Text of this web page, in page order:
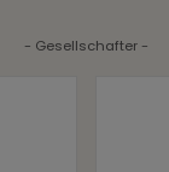
- Gesellschafter -